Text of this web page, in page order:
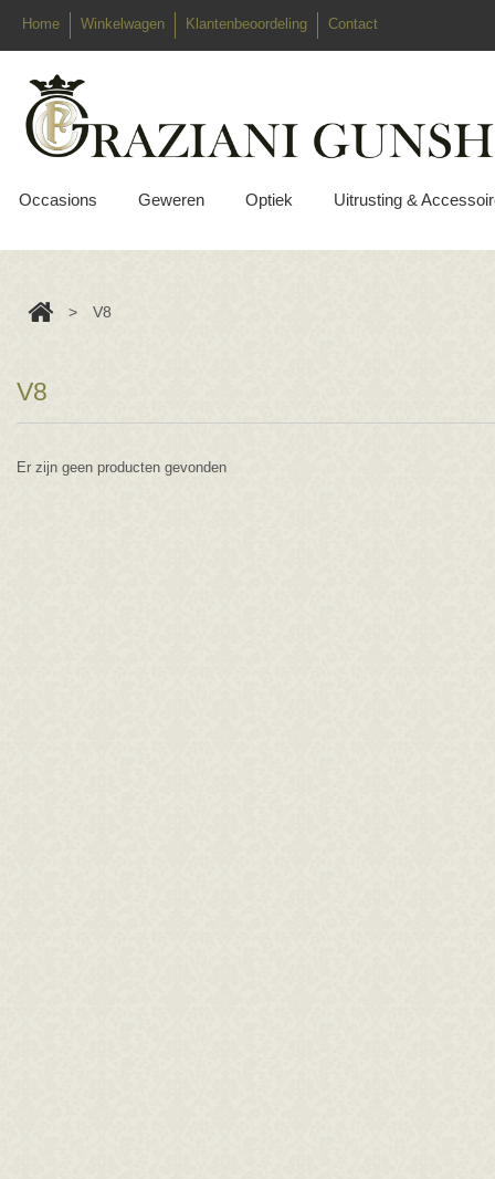
Home Winkelwagen Klantenbeoordeling Contact
Occasions Geweren Optiek Uitrusting &
> V8
V8
Er zijn geen producten gevonden